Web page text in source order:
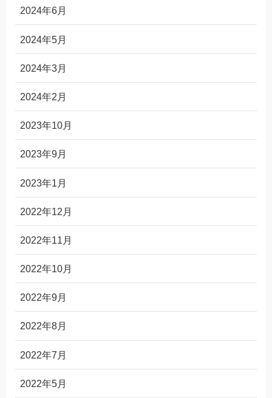
2024年6月
2024年5月
2024年3月
2024年2月
2023年10月
2023年9月
2023年1月
2022年12月
2022年11月
2022年10月
2022年9月
2022年8月
2022年7月
2022年5月